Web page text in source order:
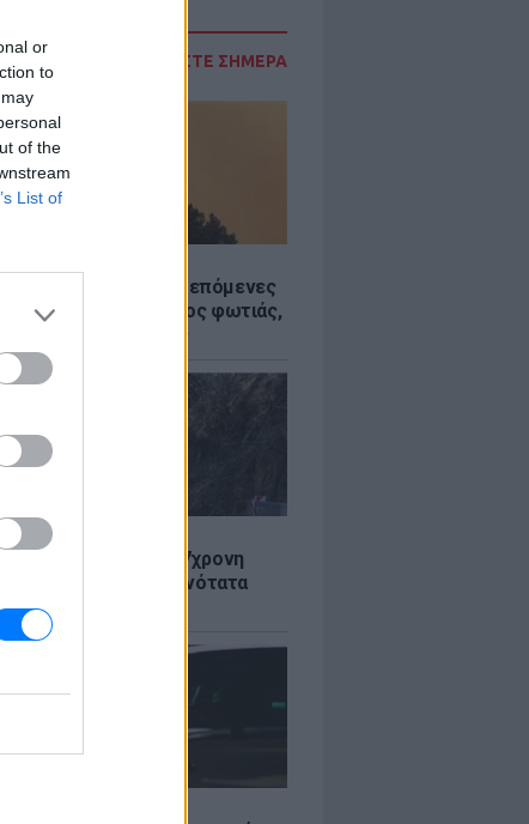
or
to
of the
List of
ΔΙΑΒΑΣΤΕ ΣΗΜΕΡΑ
– dry – windy» τις επόμενες
Αυξημένος ο κίνδυνος φωτιάς,
σε 6 περιφέρειες
Λυκαβηττό: Σε 57χρονη
ανήκει η σορός - Πιθανότατα
ύψος